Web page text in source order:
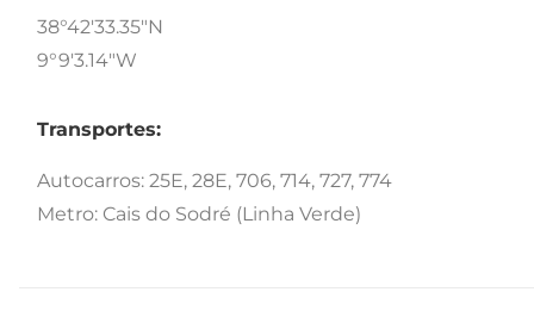
38°42'33.35"N
9°9'3.14"W
Transportes:
Autocarros: 25E, 28E, 706, 714, 727, 774
Metro: Cais do Sodré (Linha Verde)